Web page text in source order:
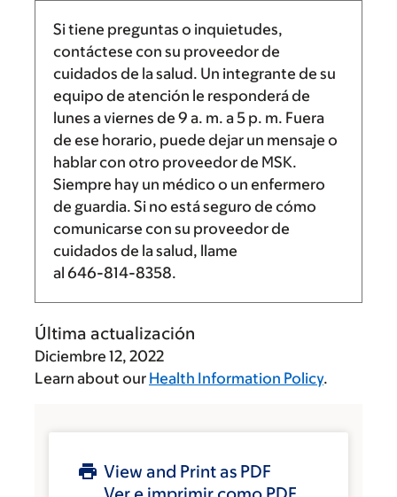
Si tiene preguntas o inquietudes,
contáctese con su proveedor de
cuidados de la salud. Un integrante de su
equipo de atención le responderá de
lunes a viernes de 9 a. m. a5 p. m. Fuera
de ese horario, puede dejar un mensaje o
hablar con otro proveedor de MSK.
Siempre hay un médico o un enfermero
de guardia. Si no está seguro de cómo
comunicarse con su proveedor de
cuidados de la salud, llame
al 646-814-8358.
Última actualización
Diciembre 12, 2022
Learn about our Health Information Policy.
View and Print as PDF